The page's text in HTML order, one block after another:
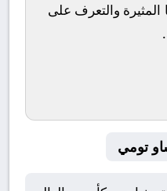
المثيرة والتعرف على